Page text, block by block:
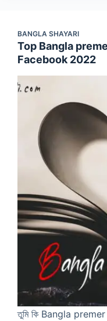
BANGLA SHAYARI
Top Bangla
Facebook 2022
তুমি কি Bangla premer